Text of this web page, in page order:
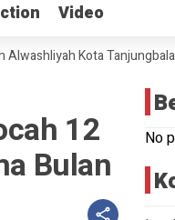
Video
Video
Kota Tanjungbalai Gelar
12
Bulan
No